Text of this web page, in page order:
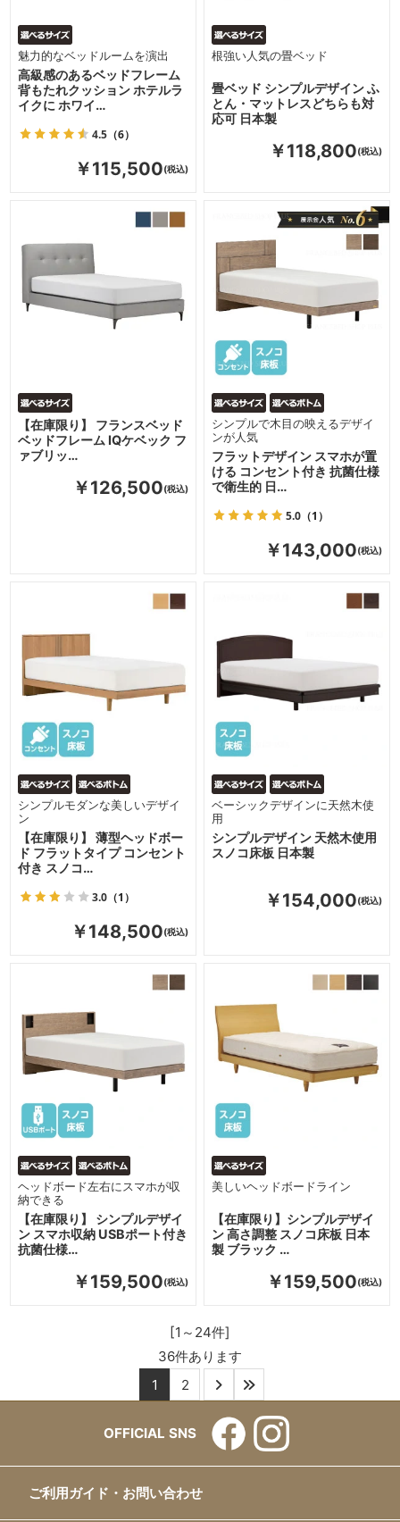
高級感のあるベッドフレーム
背もたれクッション ホテルラ
イクに ホワイ…
4.5 （6）
魅力的なベッドルームを演出
￥115,500
畳ベッド シンプルデザイン ふ
とん・マットレスどちらも対
応可 日本製
根強い人気の畳ベッド
￥118,800
【在庫限り】 フランスベッド
ベッドフレーム IQケベック フ
ァブリッ…
￥126,500
フラットデザイン スマホが置
ける コンセント付き 抗菌仕様
で衛生的 日…
5.0（1）
シンプルで木目の映えるデザイ
ンが人気
￥143,000
【在庫限り】 薄型ヘッドボー
ド フラットタイプ コンセント
付き スノコ…
3.0 （1）
シンプルモダンな美しいデザイ
ン
￥148,500
シンプルデザイン 天然木使用
スノコ床板 日本製
ベーシックデザインに天然木使
用
￥154,000
【在庫限り】 シンプルデザイ
ン スマホ収納 USBポート付き
抗菌仕様…
ヘッドボード左右にスマホが収
納できる
￥159,500
【在庫限り】シンプルデザイ
ン 高さ調整 スノコ床板 日本
製 ブラック …
美しいヘッドボードライン
￥159,500
[1～24件]
36件あります
1
2
OFFICIAL SNS
ご利用ガイド・お問い合わせ